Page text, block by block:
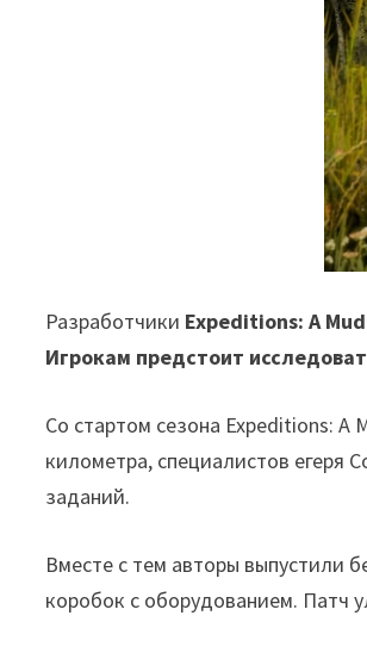
Разработчики Expeditions: A
Игрокам предстоит
Со стартом сезона Expeditions:
километра, специалистов егеря
заданий.
Вместе с тем авторы выпустили
коробок с оборудованием. Патч